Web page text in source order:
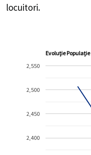
locuitori.
Evoluție Populație
2,400
2,450
2,500
2,550